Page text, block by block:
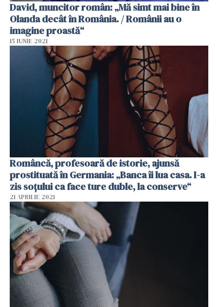
David, muncitor român: „Mă simt mai bine în
Olanda decât în ​​România. / Românii au o
imagine proastă“
15 IUNIE 2021
Româncă, profesoară de istorie, ajunsă
prostituată în Germania: „Banca îi lua casa. I-a
zis soțului ca face ture duble, la conserve“
21 APRILIE 2021